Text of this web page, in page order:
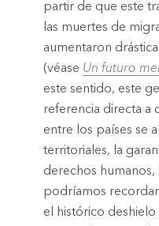
partir de que este
las muertes de
aumentaron
(véase Un futuro
este sentido, este
referencia directa a
entre los países se
territoriales, la
derechos humanos,
podríamos
el histórico